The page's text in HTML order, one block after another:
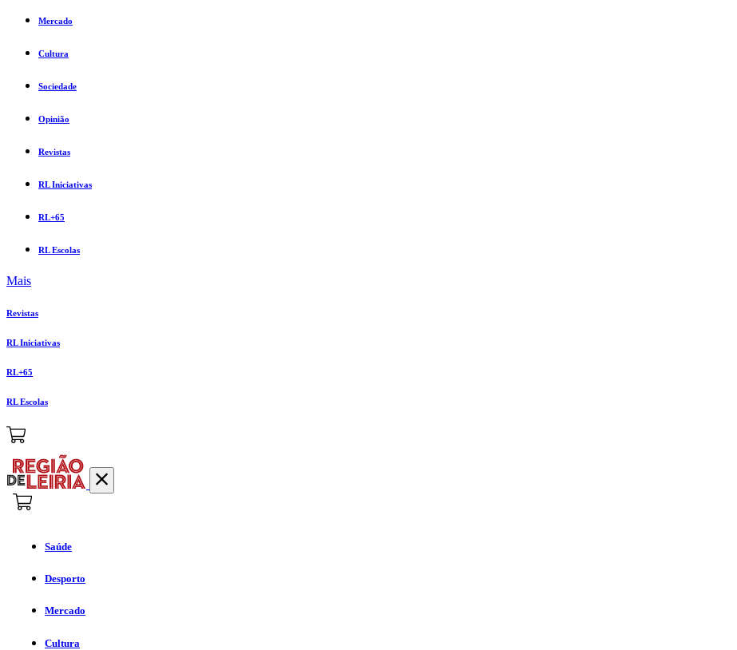
Mercado
Cultura
Sociedade
Opinião
Revistas
RL Iniciativas
RL+65
RL Escolas
Mais
Revistas
RL Iniciativas
RL+65
RL Escolas
Saúde
Desporto
Mercado
Cultura